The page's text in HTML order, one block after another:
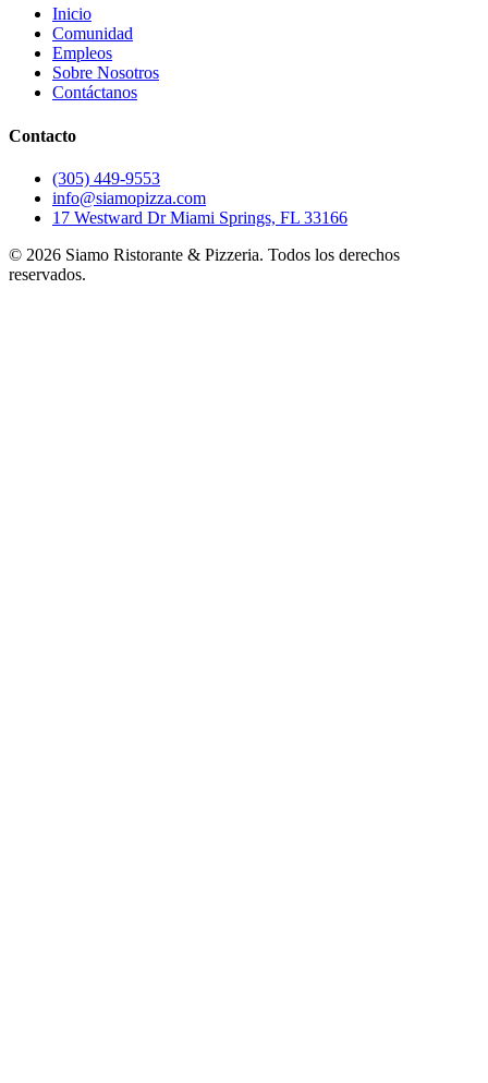
Inicio
Comunidad
Empleos
Sobre Nosotros
Contáctanos
Contacto
(305) 449-9553
info@siamopizza.com
17 Westward Dr Miami Springs, FL 33166
© 2026 Siamo Ristorante & Pizzeria. Todos los derechos
reservados.